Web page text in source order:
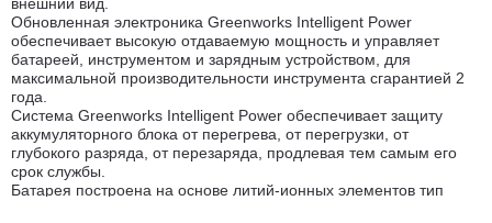
Обновленная электроника Greenworks Intelligent Power
обеспечивает высокую отдаваемую мощность и управляет
батареей, инструментом и зарядным устройством, для
максимальной производительности инструмента cгарантией 2
года.
Система Greenworks Intelligent Power обеспечивает защиту
аккумуляторного блока от перегрева, от перегрузки, от
глубокого разряда, от перезаряда, продлевая тем самым его
срок службы.
Батарея построена на основе литий-ионных элементов тип